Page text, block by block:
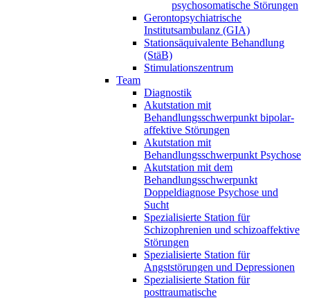
psychosomatische Störungen
Gerontopsychiatrische
Institutsambulanz (GIA)
Stationsäquivalente Behandlung
(StäB)
Stimulationszentrum
Team
Diagnostik
Akutstation mit
Behandlungsschwerpunkt bipolar-
affektive Störungen
Akutstation mit
Behandlungsschwerpunkt Psychose
Akutstation mit dem
Behandlungsschwerpunkt
Doppeldiagnose Psychose und
Sucht
Spezialisierte Station für
Schizophrenien und schizoaffektive
Störungen
Spezialisierte Station für
Angststörungen und Depressionen
Spezialisierte Station für
posttraumatische